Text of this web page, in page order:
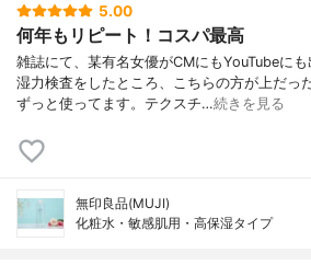
5.00
何年もリピート！コスパ最高
雑誌にて、某有名女優がCMにもYouTubeに
湿力検査をしたところ、こちらの方が上だっ
ずっと使ってます。テクスチ…続きを見る
無印良品(MUJI)
化粧水・敏感肌用・高保湿タイプ